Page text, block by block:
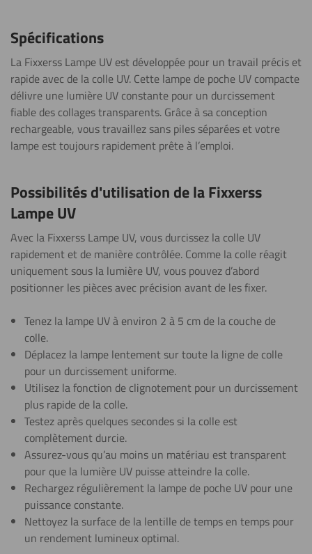
Spécifications
La Fixxerss Lampe UV est développée pour un travail précis et
rapide avec de la colle UV. Cette lampe de poche UV compacte
délivre une lumière UV constante pour un durcissement
fiable des collages transparents. Grâce à sa conception
rechargeable, vous travaillez sans piles séparées et votre
lampe est toujours rapidement prête à l’emploi.
Possibilités d'utilisation de la Fixxerss
Lampe UV
Avec la Fixxerss Lampe UV, vous durcissez la colle UV
rapidement et de manière contrôlée. Comme la colle réagit
uniquement sous la lumière UV, vous pouvez d’abord
positionner les pièces avec précision avant de les fixer.
Tenez la lampe UV à environ 2 à 5 cm de la couche de
colle.
Déplacez la lampe lentement sur toute la ligne de colle
pour un durcissement uniforme.
Utilisez la fonction de clignotement pour un durcissement
plus rapide de la colle.
Testez après quelques secondes si la colle est
complètement durcie.
Assurez-vous qu’au moins un matériau est transparent
pour que la lumière UV puisse atteindre la colle.
Rechargez régulièrement la lampe de poche UV pour une
puissance constante.
Nettoyez la surface de la lentille de temps en temps pour
un rendement lumineux optimal.